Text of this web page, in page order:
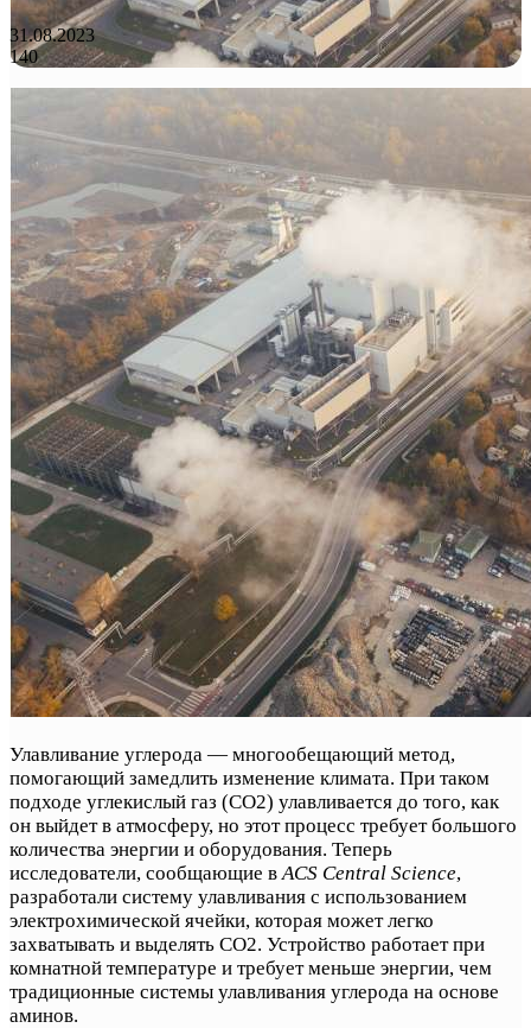
31.08.2023
140
Улавливание углерода — многообещающий метод,
помогающий замедлить изменение климата. При таком
подходе углекислый газ (CO2) улавливается до того, как
он выйдет в атмосферу, но этот процесс требует большого
количества энергии и оборудования. Теперь
исследователи, сообщающие вACS Central Science,
разработали систему улавливания с использованием
электрохимической ячейки, которая может легко
захватывать и выделять CO2. Устройство работает при
комнатной температуре и требует меньше энергии, чем
традиционные системы улавливания углерода на основе
аминов.